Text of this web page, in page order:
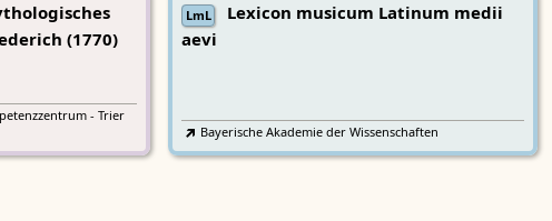
(1770)
- Trier
LmL
Lexicon musicum Latinum medii
aevi
Bayerische Akademie der Wissenschaften